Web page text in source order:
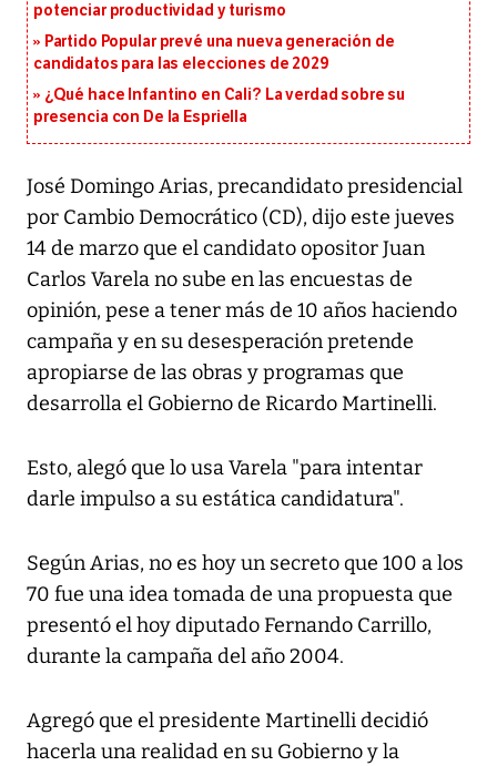
potenciar productividad y turismo
Partido Popular prevé una nueva generación de
candidatos para las elecciones de 2029
¿Qué hace Infantino en Cali? La verdad sobre su
presencia con De la Espriella
José Domingo Arias, precandidato presidencial
por Cambio Democrático (CD), dijo este jueves
14 de marzo que el candidato opositor Juan
Carlos Varela no sube en las encuestas de
opinión, pese a tener más de 10 años haciendo
campaña y en su desesperación pretende
apropiarse de las obras y programas que
desarrolla el Gobierno de Ricardo Martinelli.
Esto, alegó que lo usa Varela "para intentar
darle impulso a su estática candidatura".
Según Arias, no es hoy un secreto que 100 a los
70 fue una idea tomada de una propuesta que
presentó el hoy diputado Fernando Carrillo,
durante la campaña del año 2004.
Agregó que el presidente Martinelli decidió
hacerla una realidad en su Gobierno y la